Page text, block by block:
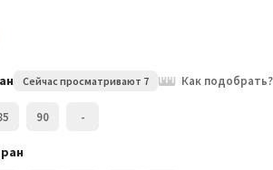
Сейчас просматривают 7 Как подобрать?
90 -